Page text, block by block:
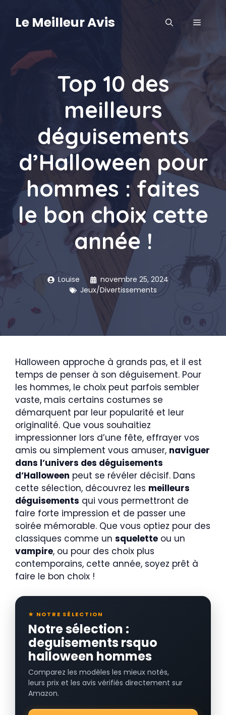
contenu
Le Meilleur Avis MENU
Top 10 des
meilleurs
déguisements
d’Halloween pour
hommes : faites
le bon choix cette
année !
Louise
novembre 25, 2024
Jeux/Divertissements
Halloween approche à grands pas, et il est
temps de penser à son déguisement. Pour
les hommes, le choix peut parfois sembler
vaste, mais certains costumes se
démarquent par leur popularité et leur
originalité. Que vous souhaitiez
impressionner lors d’une fête, effrayer vos
amis ou simplement vous amuser, naviguer
dans l’univers des déguisements
d’Halloween peut se révéler décisif. Dans
cette sélection, découvrez les meilleurs
déguisements qui vous permettront de
faire forte impression et de passer une
soirée mémorable. Que vous optiez pour des
classiques comme un squelette ou un
vampire, ou pour des choix plus
contemporains, cette année, soyez prêt à
faire le bon choix !
★ NOTRE SÉLECTION
Notre sélection :
deguisements rsquo
halloween hommes
Comparez les modèles les mieux notés,
leurs prix et les avis vérifiés directement sur
Amazon.